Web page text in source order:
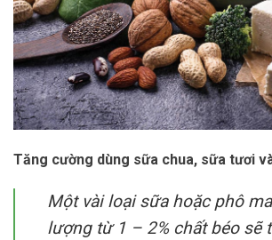
Tăng cường dùng sữa chua, sữa tươi
Một vài loại sữa hoặc phô
lượng từ 1 – 2% chất béo sẽ